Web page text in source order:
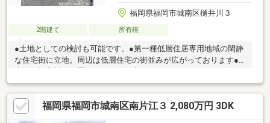
福岡県福岡市城南区樋井川３
2階建て 所有権
●土地としての検討も可能です。●第一種低層住居専用地域の閑静
な住宅街に立地。周辺は低層住宅の街並みが広がっております●
東側は樋井川が位置しており、住宅ではないため、リバーサイド
の開放感がございます●閑静な住宅街に位置しながら、東側徒歩
約2分の大通りには飲食店やスーパーが多く、生活の利便性良好で
すーーライフインフォメーションーー・西長住小学校 徒歩約6分
(約410m)・長尾中学校 徒歩約5分(約330m)・ミスターマックス
福岡県福岡市城南区南片江３ 2,080万円 3DK